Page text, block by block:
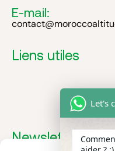
E-mail:
Liens utiles
Newsletter
Let's